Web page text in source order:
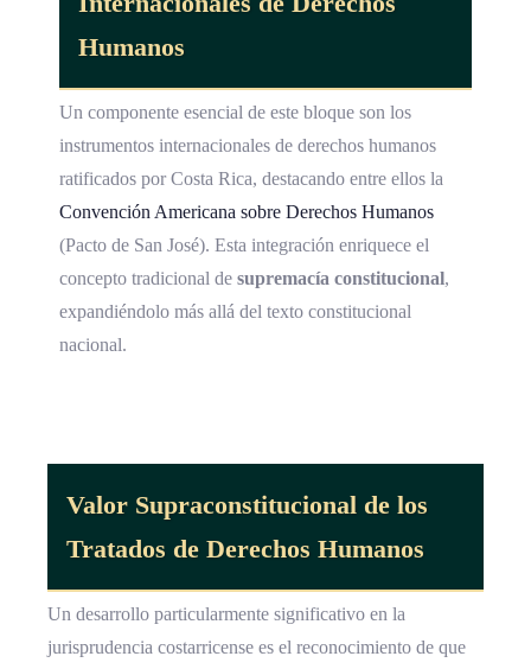
Humanos
Un componente esencial de este bloque son los
instrumentos internacionales de derechos humanos
ratificados por Costa Rica, destacando entre ellos la
Convención Americana sobre Derechos Humanos
(Pacto de San José). Esta integración enriquece el
concepto tradicional de supremacía constitucional,
expandiéndolo más allá del texto constitucional
nacional.
Valor Supraconstitucional de los
Tratados de Derechos Humanos
Un desarrollo particularmente significativo en la
jurisprudencia costarricense es el reconocimiento de que